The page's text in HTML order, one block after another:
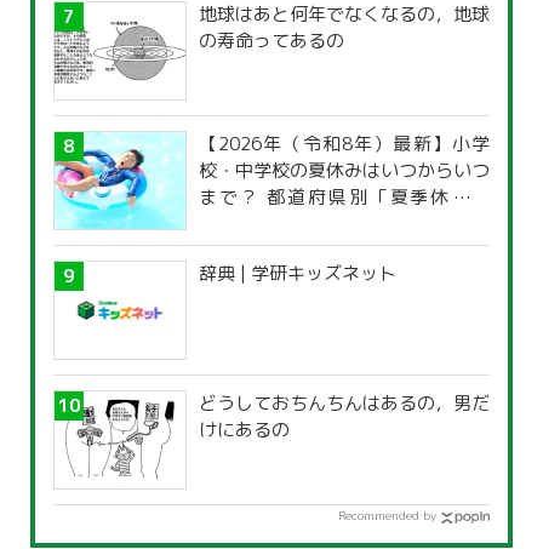
地球はあと何年でなくなるの，地球
の寿命ってあるの
【2026年（令和8年）最新】小学
校・中学校の夏休みはいつからいつ
まで？ 都道府県別「夏季休暇一
辞典 | 学研キッズネット
どうしておちんちんはあるの，男だ
けにあるの
Recommended by